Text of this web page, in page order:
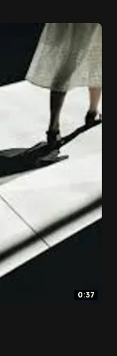
0:37